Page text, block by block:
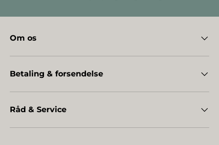
Om os
Betaling & forsendelse
Råd & Service